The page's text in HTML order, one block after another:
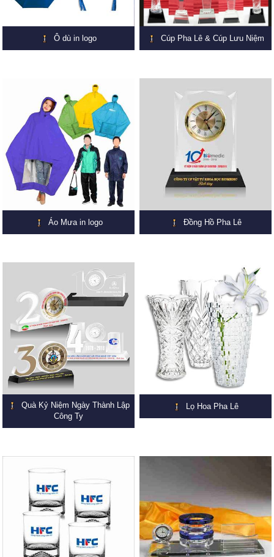
Ô dù in logo Cúp Pha Lê & Cúp Lưu Niệm
Áo Mưa in logo Đồng Hồ Pha Lê
Quà Kỷ Niệm Ngày Thành Lập
Công Ty
Lọ Hoa Pha Lê